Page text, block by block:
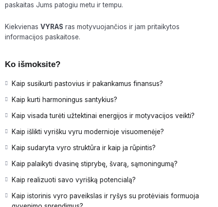
paskaitas Jums patogiu metu ir tempu.
KiekvienasVYRAS ras motyvuojančios ir jam pritaikytos
informacijos paskaitose.
Ko išmoksite?
Kaip susikurti pastovius ir pakankamus finansus?
Kaip kurti harmoningus santykius?
Kaip visada turėti užtektinai energijos ir motyvacijos veikti?
Kaip išlikti vyrišku vyru modernioje visuomenėje?
Kaip sudaryta vyro struktūra ir kaip ja rūpintis?
Kaip palaikyti dvasinę stiprybę, švarą, sąmoningumą?
Kaip realizuoti savo vyrišką potencialą?
Kaip istorinis vyro paveikslas ir ryšys su protėviais formuoja